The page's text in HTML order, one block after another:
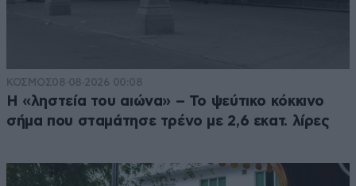
ΚΟΣΜΟΣ08·08·2026 00:08
Η «ληστεία του αιώνα» – Το ψεύτικο κόκκινο
σήμα που σταμάτησε τρένο με 2,6 εκατ. λίρες